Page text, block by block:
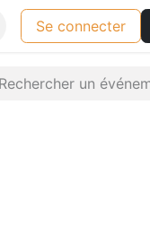
Se connecter